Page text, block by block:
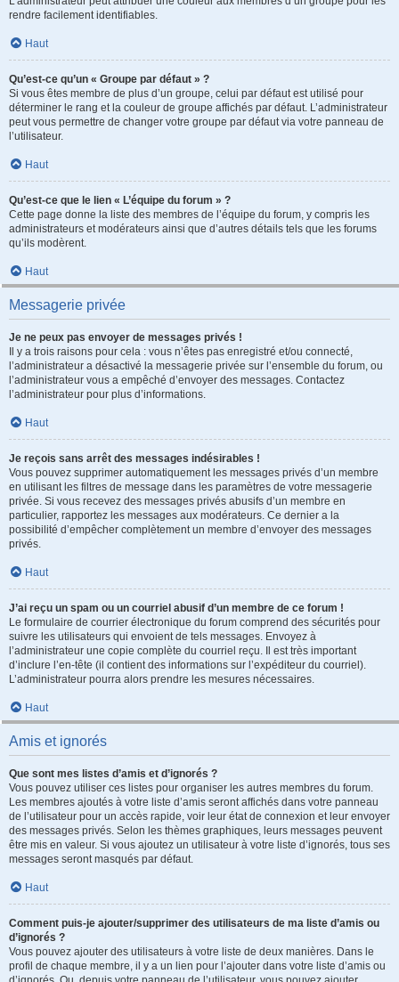
rendre facilement identifiables.
Haut
Qu’est-ce qu’un « Groupe par défaut » ?
Si vous êtes membre de plus d’un groupe, celui par défaut est utilisé pour
déterminer le rang et la couleur de groupe affichés par défaut. L’administrateur
peut vous permettre de changer votre groupe par défaut via votre panneau de
l’utilisateur.
Haut
Qu’est-ce que le lien « L’équipe du forum » ?
Cette page donne la liste des membres de l’équipe du forum, y compris les
administrateurs et modérateurs ainsi que d’autres détails tels que les forums
qu’ils modèrent.
Haut
Messagerie privée
Je ne peux pas envoyer de messages privés !
Il y a trois raisons pour cela : vous n’êtes pas enregistré et/ou connecté,
l’administrateur a désactivé la messagerie privée sur l’ensemble du forum, ou
l’administrateur vous a empêché d’envoyer des messages. Contactez
l’administrateur pour plus d’informations.
Haut
Je reçois sans arrêt des messages indésirables !
Vous pouvez supprimer automatiquement les messages privés d’un membre
en utilisant les filtres de message dans les paramètres de votre messagerie
privée. Si vous recevez des messages privés abusifs d’un membre en
particulier, rapportez les messages aux modérateurs. Ce dernier a la
possibilité d’empêcher complètement un membre d’envoyer des messages
privés.
Haut
J’ai reçu un spam ou un courriel abusif d’un membre de ce forum !
Le formulaire de courrier électronique du forum comprend des sécurités pour
suivre les utilisateurs qui envoient de tels messages. Envoyez à
l’administrateur une copie complète du courriel reçu. Il est très important
d’inclure l’en-tête (il contient des informations sur l’expéditeur du courriel).
L’administrateur pourra alors prendre les mesures nécessaires.
Haut
Amis et ignorés
Que sont mes listes d’amis et d’ignorés ?
Vous pouvez utiliser ces listes pour organiser les autres membres du forum.
Les membres ajoutés à votre liste d’amis seront affichés dans votre panneau
de l’utilisateur pour un accès rapide, voir leur état de connexion et leur envoyer
des messages privés. Selon les thèmes graphiques, leurs messages peuvent
être mis en valeur. Si vous ajoutez un utilisateur à votre liste d’ignorés, tous ses
messages seront masqués par défaut.
Haut
Comment puis-je ajouter/supprimer des utilisateurs de ma liste d’amis ou
d’ignorés ?
Vous pouvez ajouter des utilisateurs à votre liste de deux manières. Dans le
profil de chaque membre, il y a un lien pour l’ajouter dans votre liste d’amis ou